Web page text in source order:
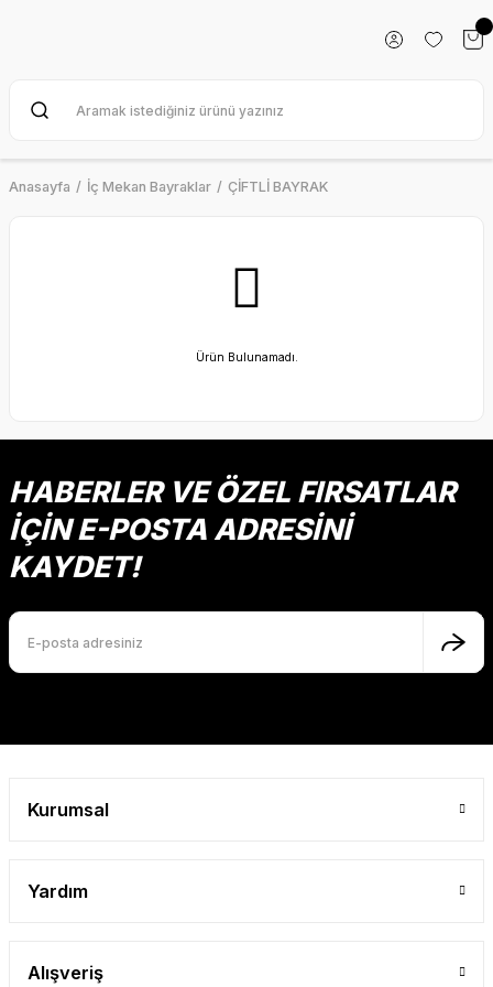
Anasayfa İç Mekan Bayraklar ÇİFTLİ BAYRAK
Ürün Bulunamadı.
HABERLER VE ÖZEL FIRSATLAR
İÇİN E-POSTA ADRESİNİ
KAYDET!
Kurumsal
Yardım
Alışveriş